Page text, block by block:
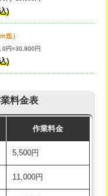
8,800円～
11,000円+材料費
16,500円+材料費
13,200円+材料費
16,500円+材料費
)
迄）
0円=30,800円
)
料金表
作業料金
5,500円
11,000円